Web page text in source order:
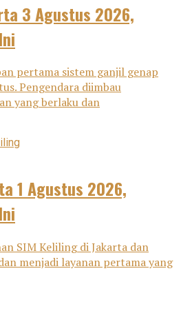
3 Agustus 2026,
pertama sistem ganjil genap
Pengendara diimbau
yang berlaku dan
1 Agustus 2026,
SIM Keliling di Jakarta dan
menjadi layanan pertama yang